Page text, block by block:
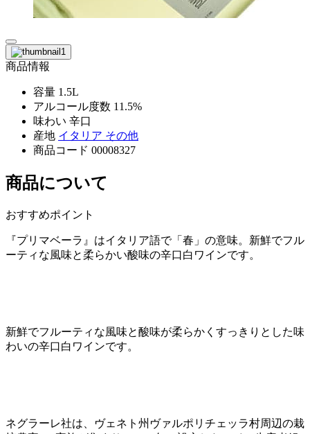
商品情報
容量 1.5L
アルコール度数 11.5%
味わい 辛口
産地 イタリア その他
商品コード 00008327
商品について
おすすめポイント
『プリマベーラ』はイタリア語で「春」の意味。新鮮でフル
ーティな風味と柔らかい酸味の辛口白ワインです。
新鮮でフルーティな風味と酸味が柔らかくすっきりとした味
わいの辛口白ワインです。
ネグラーレ社は、ヴェネト州ヴァルポリチェッラ村周辺の栽